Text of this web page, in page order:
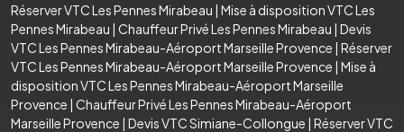
Réserver VTC Les Pennes Mirabeau | Mise à disposition VTC Les
Pennes Mirabeau | Chauffeur Privé Les Pennes Mirabeau | Devis
VTC Les Pennes Mirabeau-Aéroport Marseille Provence | Réserver
VTC Les Pennes Mirabeau-Aéroport Marseille Provence | Mise à
disposition VTC Les Pennes Mirabeau-Aéroport Marseille
Provence | Chauffeur Privé Les Pennes Mirabeau-Aéroport
Marseille Provence | Devis VTC Simiane-Collongue | Réserver VTC